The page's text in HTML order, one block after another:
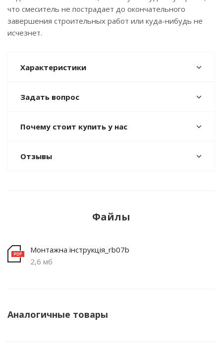
что смеситель не пострадает до окончательного
завершения строительных работ или куда-нибудь не
исчезнет.
Характеристики
Задать вопрос
Почему стоит купить у нас
Отзывы
Файлы
Монтажна інструкція_rb07b
2,6 мб
Аналогичные товары